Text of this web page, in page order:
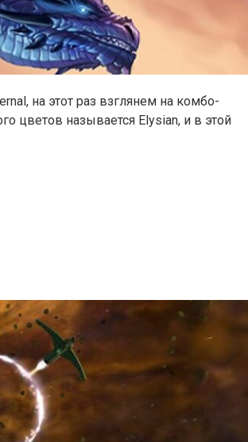
на этот раз взглянем на комбо-
цветов называется Elysian, и в этой